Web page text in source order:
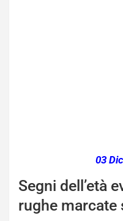
03
Segni dell’età
rughe marcate